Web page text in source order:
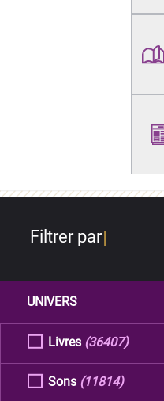
Filtrer par
UNIVERS
Livres (36407)
Sons (11814)